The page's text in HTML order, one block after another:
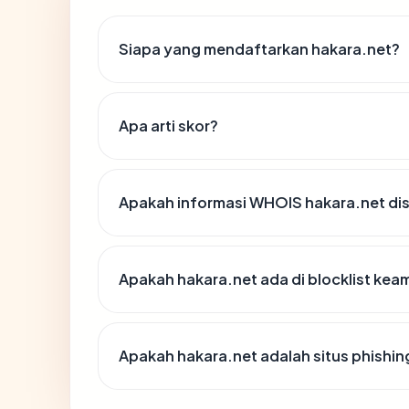
Siapa yang mendaftarkan hakara.net?
Apa arti skor?
Apakah informasi WHOIS hakara.net
Apakah hakara.net ada di blocklist
Apakah hakara.net adalah situs